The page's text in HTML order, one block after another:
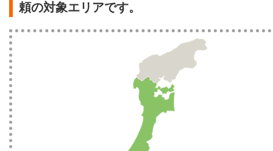
頼の対象エリアです。